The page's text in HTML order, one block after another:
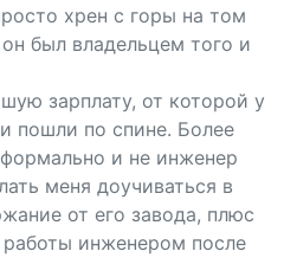
хрен с горы на том
был владельцем того и
зарплату, от которой у
пошли по спине. Более
формально и не инженер
меня доучиваться в
от его завода, плюс
работы инженером после